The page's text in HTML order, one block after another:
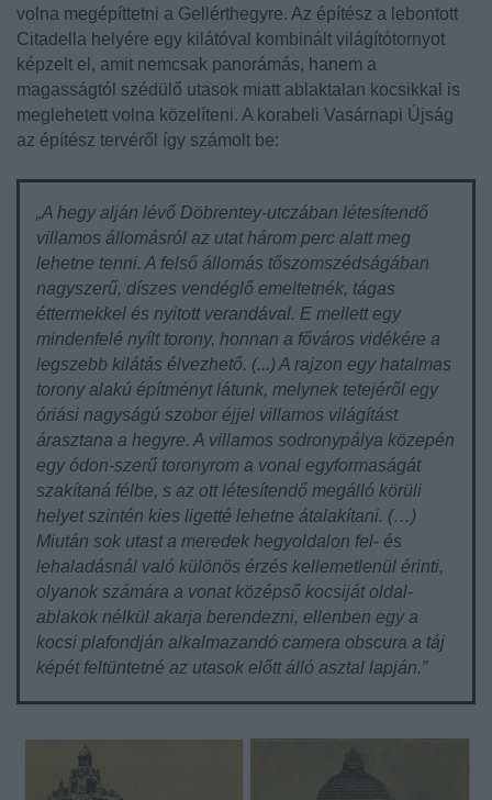
volna megépíttetni a Gellérthegyre. Az építész a lebontott
Citadella helyére egy kilátóval kombinált világítótornyot
képzelt el, amit nemcsak panorámás, hanem a
magasságtól szédülő utasok miatt ablaktalan kocsikkal is
meglehetett volna közelíteni. A korabeli Vasárnapi Újság
az építész tervéről így számolt be:
„A hegy alján lévő Döbrentey-utczában létesítendő
villamos állomásról az utat három perc alatt meg
lehetne tenni. A felső állomás tőszomszédságában
nagyszerű, díszes vendéglő emeltetnék, tágas
éttermekkel és nyitott verandával. E mellett egy
mindenfelé nyílt torony, honnan a főváros vidékére a
legszebb kilátás élvezhető. (...) A rajzon egy hatalmas
torony alakú építményt látunk, melynek tetejéről egy
óriási nagyságú szobor éjjel villamos világítást
árasztana a hegyre. A villamos sodronypálya közepén
egy ódon-szerű toronyrom a vonal egyformaságát
szakítaná félbe, s az ott létesítendő megálló körüli
helyet szintén kies ligetté lehetne átalakítani. (…)
Miután sok utast a meredek hegyoldalon fel- és
lehaladásnál való különös érzés kellemetlenül érinti,
olyanok számára a vonat középső kocsiját oldal-
ablakok nélkül akarja berendezni, ellenben egy a
kocsi plafondján alkalmazandó camera obscura a táj
képét feltüntetné az utasok előtt álló asztal lapján.”